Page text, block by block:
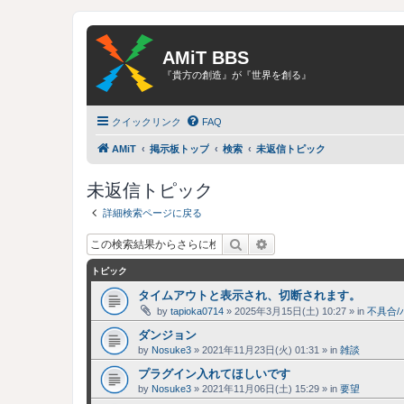
AMiT BBS
『貴方の創造』が『世界を創る』
クイックリンク FAQ
AMiT 掲示板トップ 検索 未返信トピック
未返信トピック
詳細検索ページに戻る
検索
トピック
タイムアウトと表示され、切断されます。
by tapioka0714 » 2025年3月15日(土) 10:27 » in 不具合/
ダンジョン
by Nosuke3 » 2021年11月23日(火) 01:31 » in 雑談
プラグイン入れてほしいです
by Nosuke3 » 2021年11月06日(土) 15:29 » in 要望